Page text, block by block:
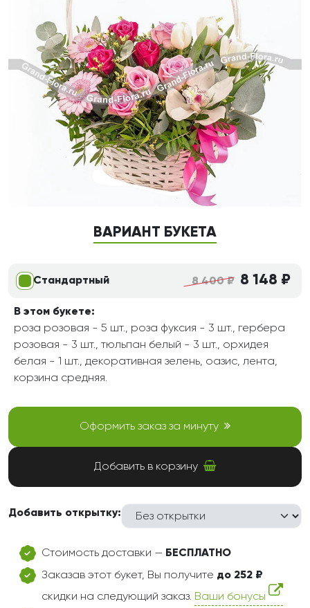
ВАРИАНТ БУКЕТА
Стандартный 8 400 ₽ 8 148 ₽
В этом букете:
роза розовая - 5 шт., роза фуксия - 3 шт., гербера
розовая - 3 шт., тюльпан белый - 3 шт., орхидея
белая - 1 шт., декоративная зелень, оазис, лента,
корзина средняя.
Оформить заказ за минуту
Добавить в корзину
Добавить открытку:
Стоимость доставки — БЕСПЛАТНО
Заказав этот букет, Вы получите до 252 ₽
скидки на следующий заказ. Ваши бонусы